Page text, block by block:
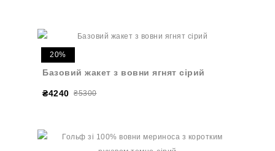
20%
Базовий жакет з вовни ягнят сірий
₴4240 ₴5300